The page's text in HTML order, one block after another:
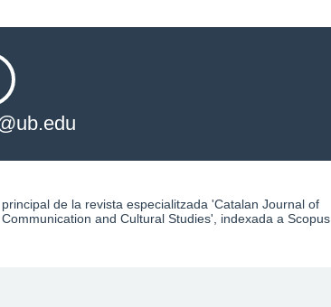
Communication and Cultural Studies', indexada a Scopus.